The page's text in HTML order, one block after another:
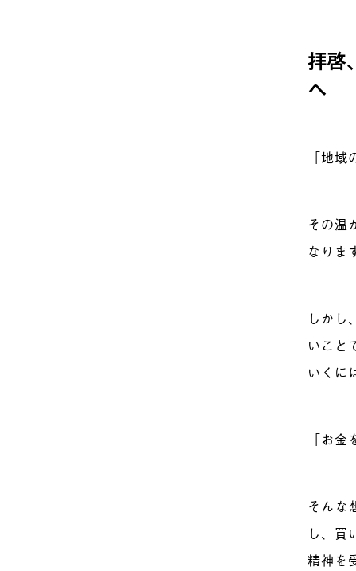
拝啓
へ
「地
その温
なりま
しかし
いこと
いくに
「お
そんな
し、買
精神を